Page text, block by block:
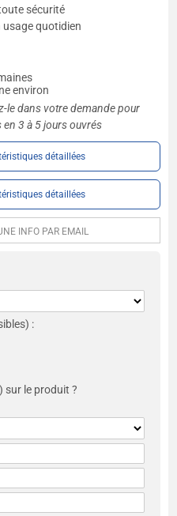
sécurité
quotidien
environ
le dans votre demande pour
3 à 5 jours ouvrés
détaillées
détaillées
INFO PAR EMAIL
:
sur le produit ?